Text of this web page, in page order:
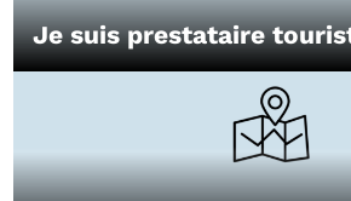
Je suis prestataire